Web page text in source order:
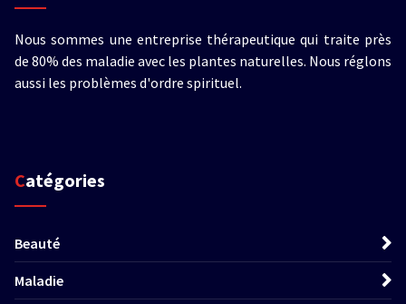
Nous sommes une entreprise thérapeutique qui traite près
de 80% des maladie avec les plantes naturelles. Nous réglons
aussi les problèmes d'ordre spirituel.
Catégories
Beauté
Maladie